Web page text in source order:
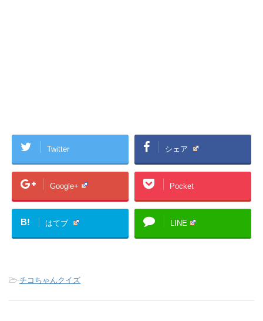
Twitter シェア
Google+ Pocket
B! はてブ LINE
-チコちゃんクイズ